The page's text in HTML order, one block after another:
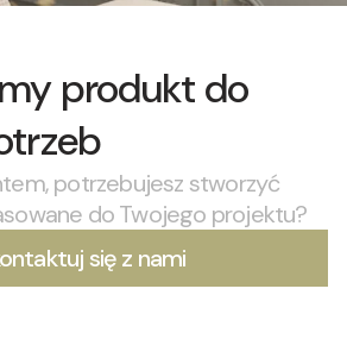
produkt do
potrzebujesz stworzyć
do Twojego projektu?
się z nami